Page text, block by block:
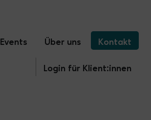
Events Über uns Kontakt
Login für Klient:innen